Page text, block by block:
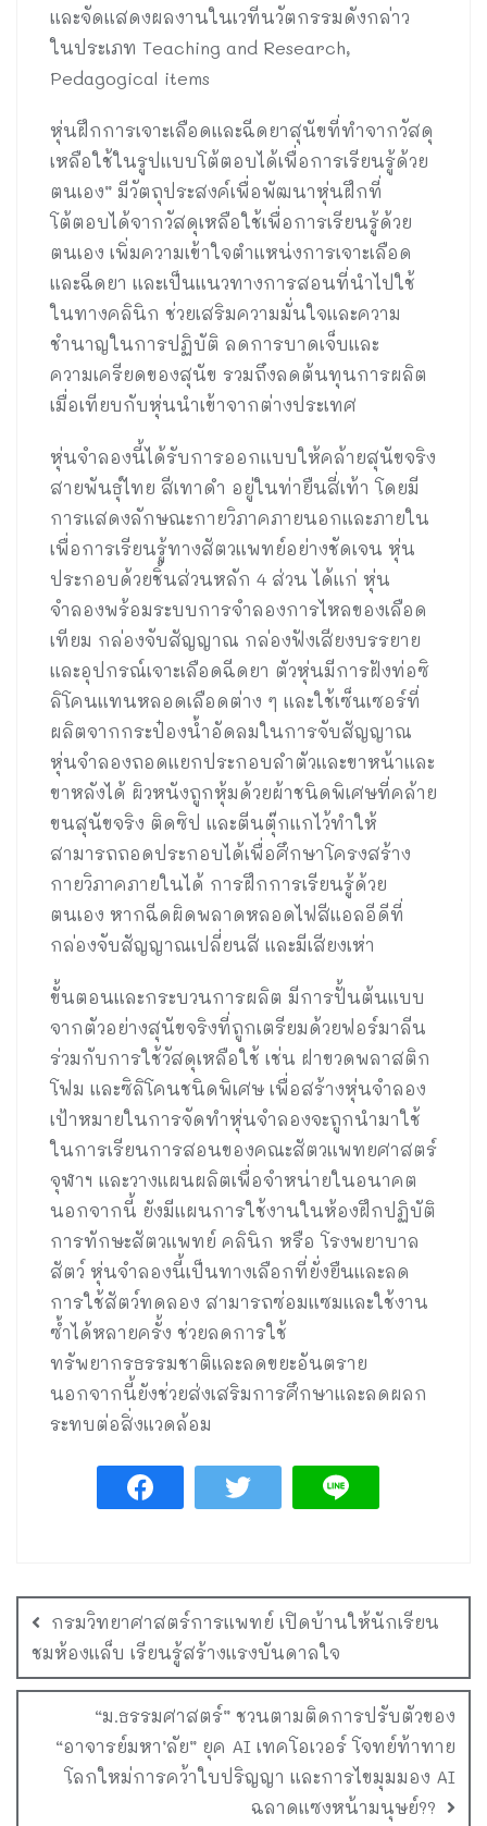
และจัดแสดงผลงานในเวทีนวัตกรรมดังกล่าว
ในประเภท Teaching and Research,
Pedagogical items
หุ่นฝึกการเจาะเลือดและฉีดยาสุนัขที่ทำจากวัสดุ
เหลือใช้ในรูปแบบโต้ตอบได้เพื่อการเรียนรู้ด้วย
ตนเอง” มีวัตถุประสงค์เพื่อพัฒนาหุ่นฝึกที่
โต้ตอบได้จากวัสดุเหลือใช้เพื่อการเรียนรู้ด้วย
ตนเอง เพิ่มความเข้าใจตำแหน่งการเจาะเลือด
และฉีดยา และเป็นแนวทางการสอนที่นำไปใช้
ในทางคลินิก ช่วยเสริมความมั่นใจและความ
ชำนาญในการปฏิบัติ ลดการบาดเจ็บและ
ความเครียดของสุนัข รวมถึงลดต้นทุนการผลิต
เมื่อเทียบกับหุ่นนำเข้าจากต่างประเทศ
หุ่นจำลองนี้ได้รับการออกแบบให้คล้ายสุนัขจริง
สายพันธุ์ไทย สีเทาดำ อยู่ในท่ายืนสี่เท้า โดยมี
การแสดงลักษณะกายวิภาคภายนอกและภายใน
เพื่อการเรียนรู้ทางสัตวแพทย์อย่างชัดเจน หุ่น
ประกอบด้วยชิ้นส่วนหลัก 4 ส่วน ได้แก่ หุ่น
จำลองพร้อมระบบการจำลองการไหลของเลือด
เทียม กล่องจับสัญญาณ กล่องฟังเสียงบรรยาย
และอุปกรณ์เจาะเลือดฉีดยา ตัวหุ่นมีการฝังท่อซิ
ลิโคนแทนหลอดเลือดต่าง ๆ และใช้เซ็นเซอร์ที่
ผลิตจากกระป๋องน้ำอัดลมในการจับสัญญาณ
หุ่นจำลองถอดแยกประกอบลำตัวและขาหน้าและ
ขาหลังได้ ผิวหนังถูกหุ้มด้วยผ้าชนิดพิเศษที่คล้าย
ขนสุนัขจริง ติดซิป และตีนตุ๊กแกไว้ทำให้
สามารถถอดประกอบได้เพื่อศึกษาโครงสร้าง
กายวิภาคภายในได้ การฝึกการเรียนรู้ด้วย
ตนเอง หากฉีดผิดพลาดหลอดไฟสีแอลอีดีที่
กล่องจับสัญญาณเปลี่ยนสี และมีเสียงเห่า
ขั้นตอนและกระบวนการผลิต มีการปั้นต้นแบบ
จากตัวอย่างสุนัขจริงที่ถูกเตรียมด้วยฟอร์มาลีน
ร่วมกับการใช้วัสดุเหลือใช้ เช่น ฝาขวดพลาสติก
โฟม และซิลิโคนชนิดพิเศษ เพื่อสร้างหุ่นจำลอง
เป้าหมายในการจัดทำหุ่นจำลองจะถูกนำมาใช้
ในการเรียนการสอนของคณะสัตวแพทยศาสตร์
จุฬาฯ และวางแผนผลิตเพื่อจำหน่ายในอนาคต
นอกจากนี้ ยังมีแผนการใช้งานในห้องฝึกปฏิบัติ
การทักษะสัตวแพทย์ คลินิก หรือ โรงพยาบาล
สัตว์ หุ่นจำลองนี้เป็นทางเลือกที่ยั่งยืนและลด
การใช้สัตว์ทดลอง สามารถซ่อมแซมและใช้งาน
ซ้ำได้หลายครั้ง ช่วยลดการใช้
ทรัพยากรธรรมชาติและลดขยะอันตราย
นอกจากนี้ยังช่วยส่งเสริมการศึกษาและลดผลก
ระทบต่อสิ่งแวดล้อม
กรมวิทยาศาสตร์การแพทย์ เปิดบ้านให้นักเรียน
ชมห้องแล็บ เรียนรู้สร้างแรงบันดาลใจ
“ม.ธรรมศาสตร์” ชวนตามติดการปรับตัวของ
“อาจารย์มหา’ลัย” ยุค AI เทคโอเวอร์ โจทย์ท้าทาย
โลกใหม่การคว้าใบปริญญา และการไขมุมมอง AI
ฉลาดแซงหน้ามนุษย์??